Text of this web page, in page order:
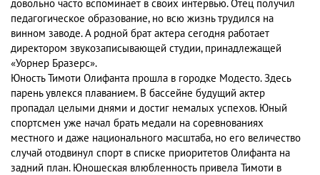
довольно часто вспоминает в своих интервью. Отец получил
педагогическое образование, но всю жизнь трудился на
винном заводе. А родной брат актера сегодня работает
директором звукозаписывающей студии, принадлежащей
«Уорнер Бразерс».
Юность Тимоти Олифанта прошла в городке Модесто. Здесь
парень увлекся плаванием. В бассейне будущий актер
пропадал целыми днями и достиг немалых успехов. Юный
спортсмен уже начал брать медали на соревнованиях
местного и даже национального масштаба, но его величество
случай отодвинул спорт в списке приоритетов Олифанта на
задний план. Юношеская влюбленность привела Тимоти в